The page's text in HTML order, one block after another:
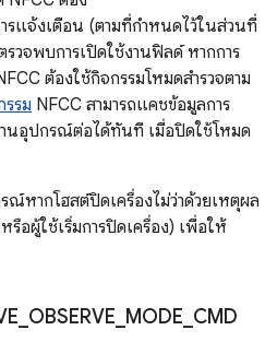
รแจ้งเตือน (ตามที่กำหนดไว้ในส่วนที่
รวจพบการเปิดใช้งานฟิลด์ หากการ
ต้องใช้กิจกรรมโหมดสำรวจตาม
รม NFCC สามารถแคชข้อมูลการ
านอุปกรณ์ต่อได้ทันที เมื่อปิดใช้โหมด
ณ์หากโฮสต์ปิดเครื่องไม่ว่าด้วยเหตุผล
อผู้ใช้เริ่มการปิดเครื่อง) เพื่อให้
OBSERVE MODE CMD